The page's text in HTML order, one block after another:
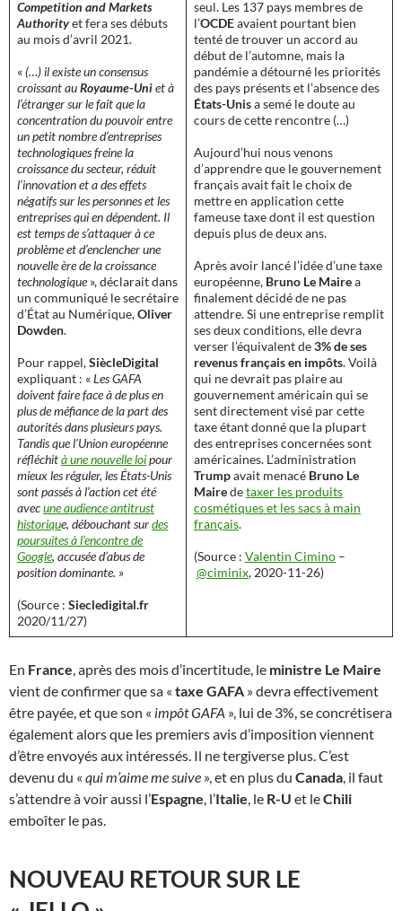
Competition and Markets
Authorityet fera ses débuts
au mois d’avril 2021.
«(…) il existe un consensus
croissant auRoyaume-Uniet à
l’étranger sur le fait que la
concentration du pouvoir entre
un petit nombre d’entreprises
technologiques freine la
croissance du secteur, réduit
l’innovation et a des effets
négatifs sur les personnes et les
entreprises qui en dépendent. Il
est temps de s’attaquer à ce
problème et d’enclencher une
nouvelle ère de la croissance
technologique», déclarait dans
un communiqué le secrétaire
d’État au Numérique,Oliver
Dowden.
Pour rappel,SiècleDigital
expliquant : «Les GAFA
doivent faire face à de plus en
plus de méfiance de la part des
autorités dans plusieurs pays.
Tandis que l’Union européenne
réfléchità une nouvelle loipour
mieux les réguler, les États-Unis
sont passés à l’action cet été
avecune audience antitrust
historique, débouchant surdes
poursuites à l’encontre de
Google, accusée d’abus de
position dominante. »
(Source : Siecledigital.fr
2020/11/27)
seul. Les 137 pays membres de
l’OCDEavaient pourtant bien
tenté de trouver un accord au
début de l’automne, mais la
pandémie a détourné les priorités
des pays présents et l’absence des
États-Unisa semé le doute au
cours de cette rencontre (…)
Aujourd’hui nous venons
d’apprendre que le gouvernement
français avait fait le choix de
mettre en application cette
fameuse taxe dont il est question
depuis plus de deux ans.
Après avoir lancé l’idée d’une taxe
européenne, Bruno Le Mairea
finalement décidé de ne pas
attendre. Si une entreprise remplit
ses deux conditions, elle devra
verser l’équivalent de3% de ses
revenus français en impôts. Voilà
qui ne devrait pas plaire au
gouvernement américain qui se
sent directement visé par cette
taxe étant donné que la plupart
des entreprises concernées sont
américaines. L’administration
Trumpavait menacé Bruno Le
Mairedetaxer les produits
cosmétiques et les sacs à main
français.
(Source : Valentin Cimino –
@ciminix, 2020-11-26)
En France, après des mois d’incertitude, le ministre Le Maire
vient de confirmer que sa « taxe GAFA » devra effectivement
être payée, et que son « impôt GAFA », lui de 3%, se concrétisera
également alors que les premiers avis d’imposition viennent
d’être envoyés aux intéressés. Il ne tergiverse plus. C’est
devenu du « qui m’aime me suive », et en plus du Canada, il faut
s’attendre à voir aussi l’Espagne, l’Italie, le R-U et leChili
emboîter le pas.
NOUVEAU RETOUR SUR LE